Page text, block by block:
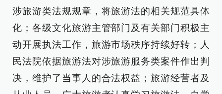
涉旅游类法规规章，将旅游法的相关规范具体
化；各级文化旅游主管部门及有关部门积极主
动开展执法工作，旅游市场秩序持续好转；人
民法院依据旅游法对涉旅游服务类案件作出判
决，维护了当事人的合法权益；旅游经营者及